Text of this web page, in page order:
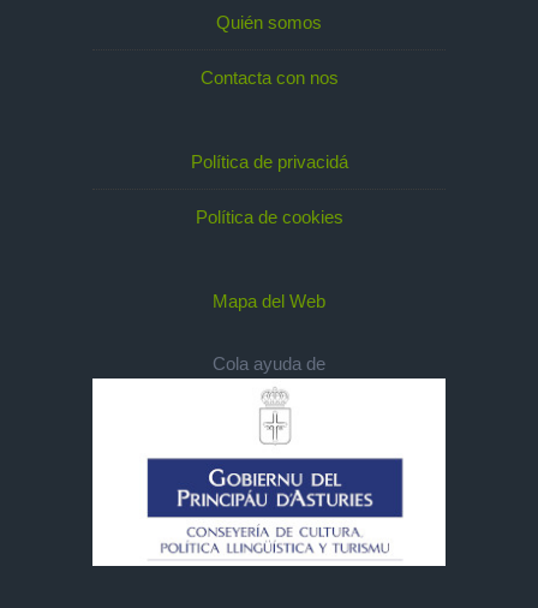
Quién somos
Contacta con nos
Política de privacidá
Política de cookies
Mapa del Web
Cola ayuda de